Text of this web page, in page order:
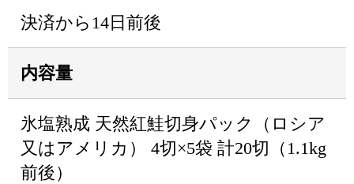
決済から14日前後
内容量
氷塩熟成 天然紅鮭切身パック（ロシア
又はアメリカ） 4切×5袋 計20切（1.1kg
前後）